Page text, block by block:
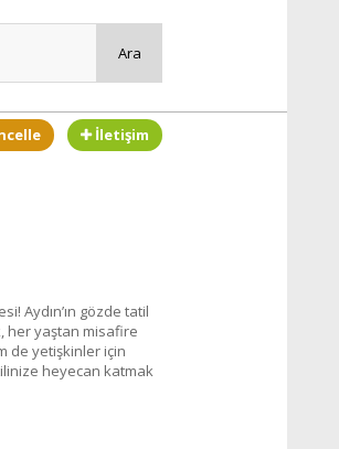
İletişim
Aydın’ın gözde tatil
her yaştan misafire
de yetişkinler için
heyecan katmak